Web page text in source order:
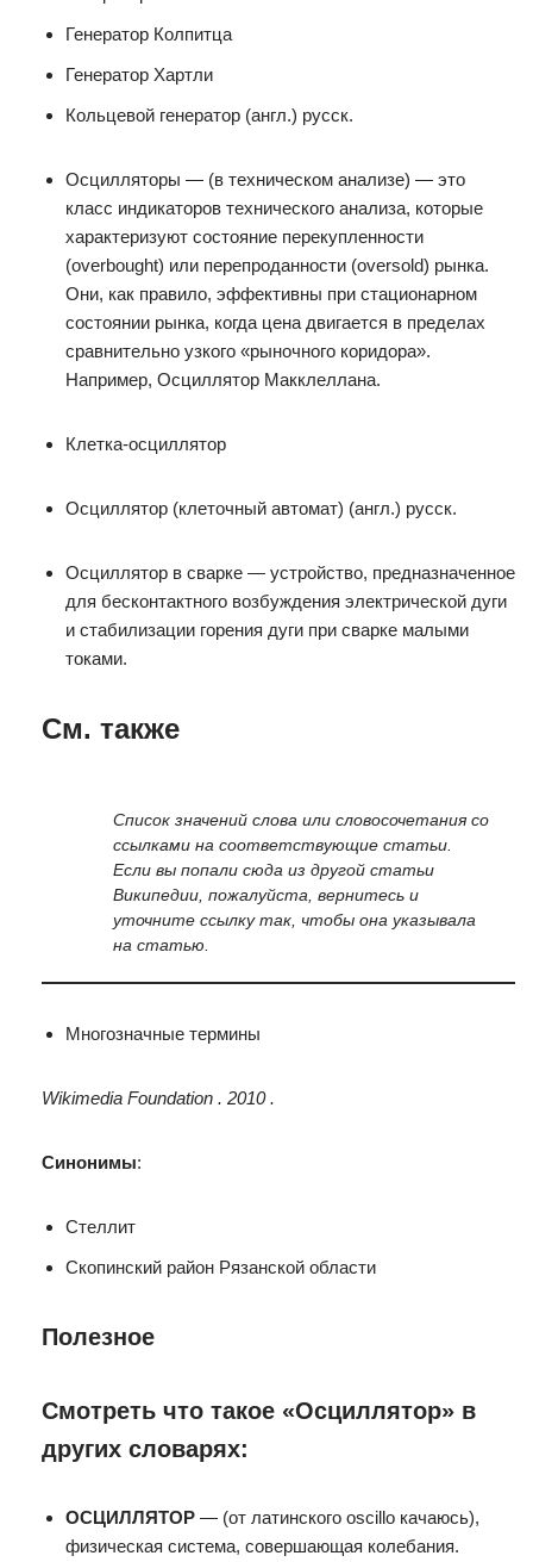
Генератор Колпитца
Генератор Хартли
Кольцевой генератор (англ.) русск.
Осцилляторы — (в техническом анализе) — это
класс индикаторов технического анализа, которые
характеризуют состояние перекупленности
(overbought) или перепроданности (oversold) рынка.
Они, как правило, эффективны при стационарном
состоянии рынка, когда цена двигается в пределах
сравнительно узкого «рыночного коридора».
Например, Осциллятор Макклеллана.
Клетка-осциллятор
Осциллятор (клеточный автомат) (англ.) русск.
Осциллятор в сварке — устройство, предназначенное
для бесконтактного возбуждения электрической дуги
и стабилизации горения дуги при сварке малыми
токами.
См. также
Список значений слова или словосочетания со
ссылками на соответствующие статьи.
Если вы попали сюда из другой статьи
Википедии, пожалуйста, вернитесь и
уточните ссылку так, чтобы она указывала
на статью.
Многозначные термины
Wikimedia Foundation . 2010 .
Синонимы:
Стеллит
Скопинский район Рязанской области
Полезное
Смотреть что такое «Осциллятор» в
других словарях:
ОСЦИЛЛЯТОР — (от латинского oscillo качаюсь),
физическая система, совершающая колебания.